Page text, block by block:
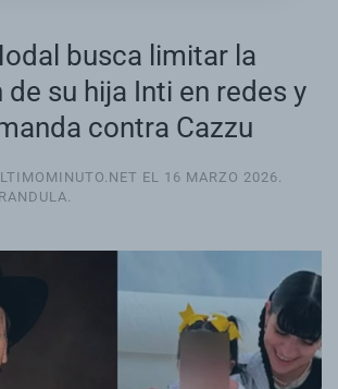
busca limitar la
su hija Inti en redes y
contra Cazzu
EL 16 MARZO 2026.
.